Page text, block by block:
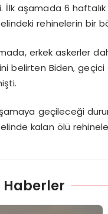
İlk aşamada 6
rehinelerin bir
erkek askerler
belirten Biden, geçici
geçileceği
kalan ölü
Haberler